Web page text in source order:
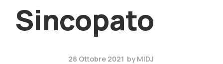
Sincopato
28 Ottobre 2021 by MIDJ